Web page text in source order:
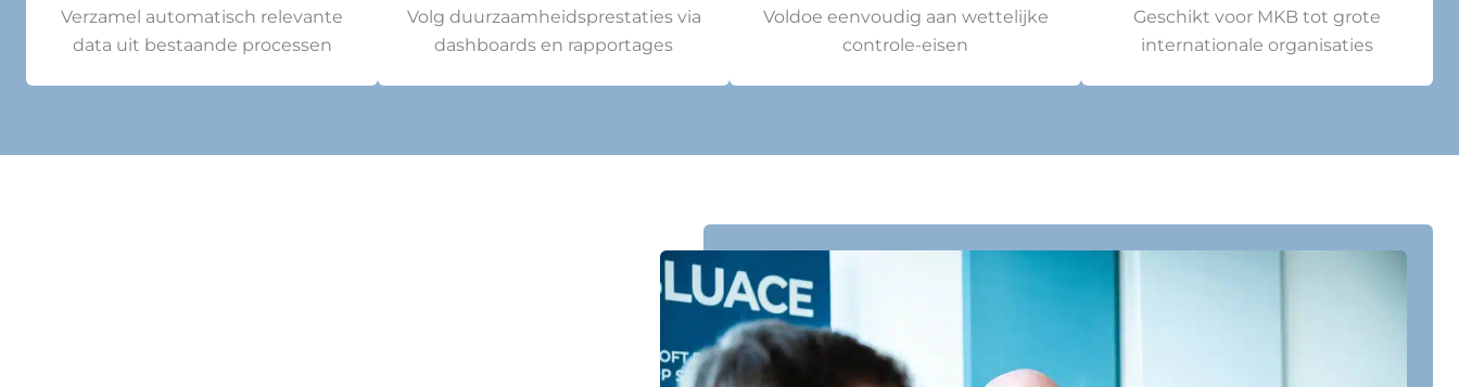
Verzamel automatisch relevante
data uit bestaande processen
Volg duurzaamheidsprestaties via
dashboards en rapportages
Voldoe eenvoudig aan wettelijke
controle-eisen
Geschikt voor MKB tot grote
internationale organisaties